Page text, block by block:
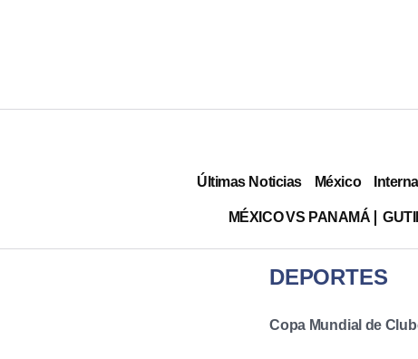
Últimas Noticias México
MÉXICO VS PANAMÁ
DEPORTES
Copa Mundial de